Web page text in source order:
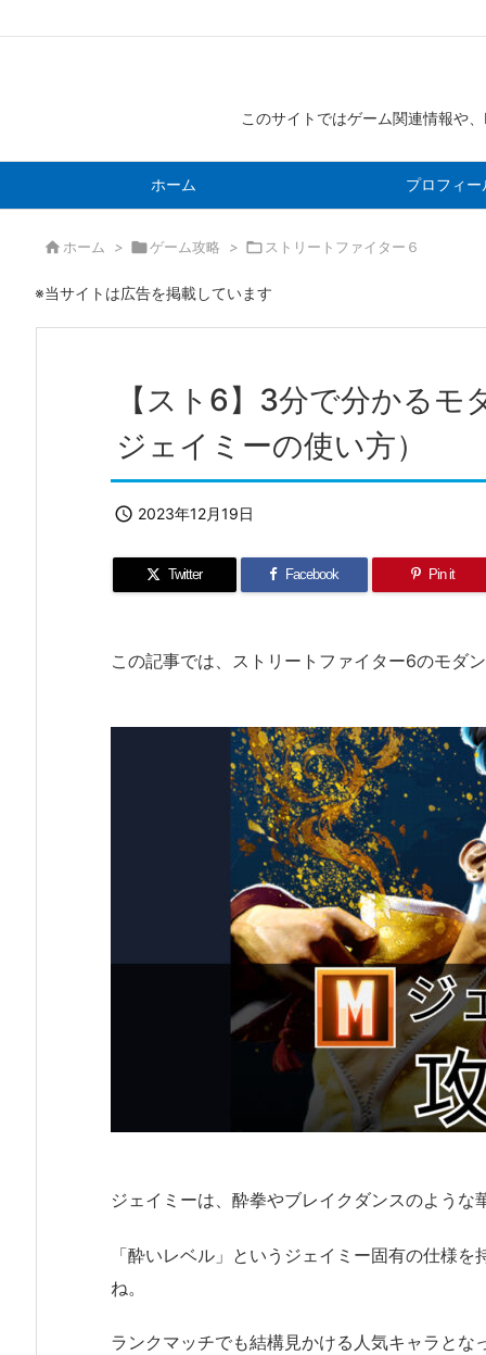
このサイトではゲーム関連情報や
ホーム プロフィー
 ホーム > ゲーム攻略 >  ストリートファイター６
※当サイトは広告を掲載しています
【スト6】3分で分かる
ジェイミーの使い方）
 2023年12月19日
Twitter Facebook Pin it
この記事では、ストリートファイター6のモダ
ジェイミーは、酔拳やブレイクダンスのような
「酔いレベル」というジェイミー固有の仕様
ね。
ランクマッチでも結構見かける人気キャラとな